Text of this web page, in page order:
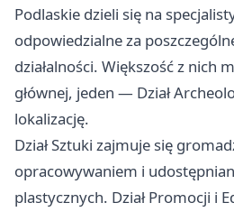
Podlaskie dzieli się na
odpowiedzialne za
działalności. Większość z nich
głównej, jeden — Dział
lokalizację.
Dział Sztuki zajmuje się
opracowywaniem i
plastycznych. Dział Promocji i